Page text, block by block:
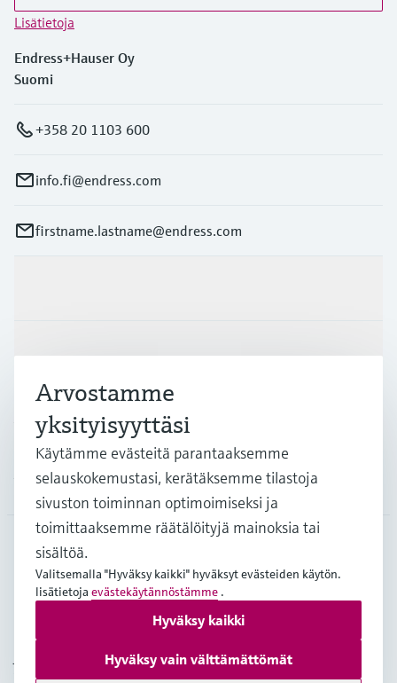
Lisätietoja
Endress+Hauser Oy
Suomi
+358 20 1103 600
info.fi@endress.com
firstname.lastname@endress.com
Teollisuudenalat
Asiakastuki
Yritys
FIN•Suomi
Copyright © Endress+Hauser Group Services AG
KäyttöehdotTietosuojakäytäntö
Yleiset sopimusehdot
Arvostamme
yksityisyyttäsi
Käytämme evästeitä parantaaksemme
selauskokemustasi, kerätäksemme tilastoja
sivuston toiminnan optimoimiseksi ja
toimittaaksemme räätälöityjä mainoksia tai
sisältöä.
Valitsemalla "Hyväksy kaikki" hyväksyt evästeiden käytön.
lisätietoja evästekäytännöstämme .
Hyväksy vain välttämättömät
Hyväksy kaikki